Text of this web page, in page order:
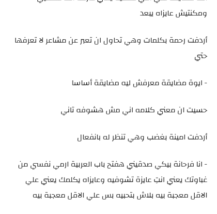
ومكنتيش عايزاه يبعد
أردفت رحمة بكلمات وهي تحاول ان تعبر عن مشاعر لا تعرفها
حتي
- ايوة مضايقة معرفش ليه مضايقة أساسا
حسيت ان معني كلامه اني مش هشوفه تاني
أردفت امينة بغضب وهي تنظر له بانفعال
- انا فرحانة بيكي صدقيني هفتح باب العربية ارمي نفسي من
غباوتك يعني انتِ عايزة تشوفيه وعايزاه يكلمك يعني علي
الاقل معجبة بيه بلاش بتحبيه بس علي الاقل معجبة بيه